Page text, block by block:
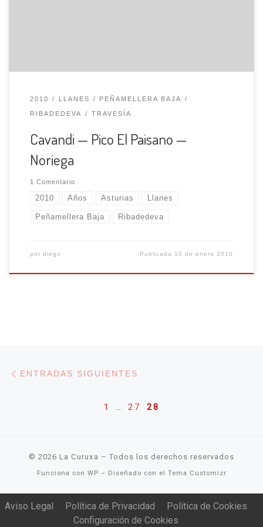
2010 LLANES PEÑAMELLERA BAJA
RIBADEDEVA TRAVESÍA
Cavandi — Pico El Paisano —
Noriega
1 Comentario
2010 Años Asturias Llanes
Peñamellera Baja Ribadedeva
por diego Publicada 10 de enero 2010
Navegación de entradas
ENTRADAS SIGUIENTES
1 … 27 28
© 2026 La Curuxa – Todos los derechos reservados
Funciona con WP – Diseñado con el Tema Customizr
Aviso Legal Política de Privacidad
Política de Cookies
Configuración de Cookies